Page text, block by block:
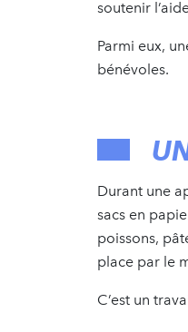
soutenir
Parmi eux,
bénévoles.
Durant une
sacs en
poissons,
place par le
C’est un